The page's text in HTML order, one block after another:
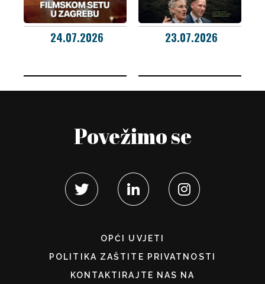
24.07.2026 23.07.2026
Povežimo se
OPĆI UVJETI
POLITIKA ZAŠTITE PRIVATNOSTI
KONTAKTIRAJTE NAS NA